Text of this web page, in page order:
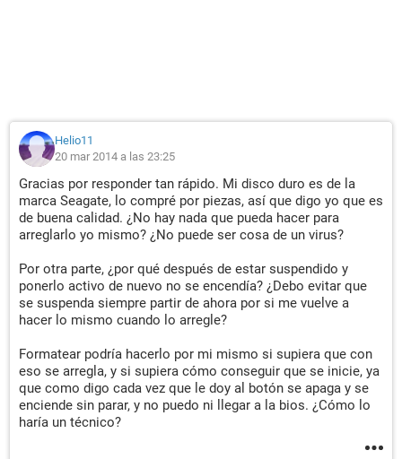
Helio11
20 mar 2014 a las 23:25
Gracias por responder tan rápido. Mi disco duro es de la
marca Seagate, lo compré por piezas, así que digo yo que es
de buena calidad. ¿No hay nada que pueda hacer para
arreglarlo yo mismo? ¿No puede ser cosa de un virus?
Por otra parte, ¿por qué después de estar suspendido y
ponerlo activo de nuevo no se encendía? ¿Debo evitar que
se suspenda siempre partir de ahora por si me vuelve a
hacer lo mismo cuando lo arregle?
Formatear podría hacerlo por mi mismo si supiera que con
eso se arregla, y si supiera cómo conseguir que se inicie, ya
que como digo cada vez que le doy al botón se apaga y se
enciende sin parar, y no puedo ni llegar a la bios. ¿Cómo lo
haría un técnico?